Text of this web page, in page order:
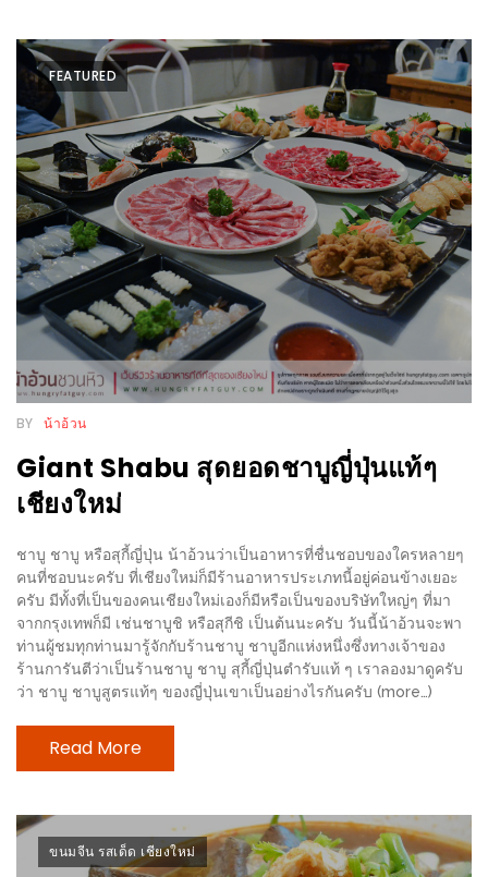
น้า
อ้วน
น้า
อ้วน
ชวน
คุย
นโยบาย
ความ
เป็น
ส่วน
ตัว
ความ
เป็น
ส่วน
ตัว
ประกาศ
ผล
ผู้
ดี
น้า
อ้วน
ครั้ง
FEATURED
BY น้าอ้วน
Giant Shabu สุดยอดชาบูญี่ปุ่นแท้ๆ
เชียงใหม่
ชาบู ชาบู หรือสุกี้ญี่ปุ่น น้าอ้วนว่าเป็นอาหารที่ชื่นชอบของใครหลายๆ
คนที่ชอบนะครับ ที่เชียงใหม่ก็มีร้านอาหารประเภทนี้อยู่ค่อนข้างเยอะ
ครับ มีทั้งที่เป็นของคนเชียงใหม่เองก็มีหรือเป็นของบริษัทใหญ่ๆ ที่มา
จากกรุงเทพก็มี เช่นชาบูชิ หรือสุกีชิ เป็นต้นนะครับ วันนี้น้าอ้วนจะพา
ท่านผู้ชมทุกท่านมารู้จักกับร้านชาบู ชาบูอีกแห่งหนึ่งซึ่งทางเจ้าของ
ร้านการันตีว่าเป็นร้านชาบู ชาบู สุกี้ญี่ปุ่นตำรับแท้ ๆ เราลองมาดูครับ
ว่า ชาบู ชาบูสูตรแท้ๆ ของญี่ปุ่นเขาเป็นอย่างไรกันครับ (more…)
Read More
ขนมจีน รสเด็ด เชียงใหม่